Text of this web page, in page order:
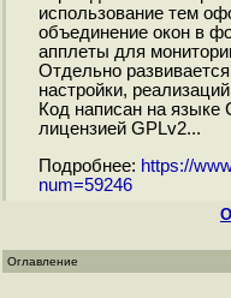
использование тем
объединение окон в
апплеты для
Отдельно
настройки,
Код написан на языке
лицензией GPLv2...
Подробнее: https://
num=59246
Оглавление